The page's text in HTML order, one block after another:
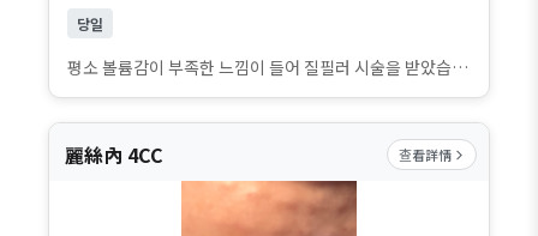
당일
평소 볼륨감이 부족한 느낌이 들어 질필러 시술을 받았습니다. 시술은 생각보다 빠르게 끝났고, 의료진이 꼼꼼하게 설명해 주셔서 안심하고 받을 수 있었어요. 당일이라 아직 약간의 뻐근한 느낌은 있지만 큰 불편함은 없고, 바로 볼륨감이 느껴져 만족스럽습니다. 시간이 지나면서 더 자연스러워질 모습이 기대돼요.
麗絲內 4CC 查看詳情